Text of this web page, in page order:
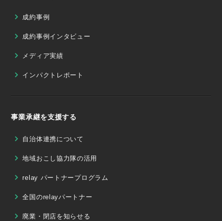
成約事例
成約事例インタビュー
メディア実績
インパクトレポート
事業承継を支援する
自治体連携について
地域おこし協力隊の活用
relay パートナープログラム
全国のrelayパートナー
廃業・閉店を知らせる